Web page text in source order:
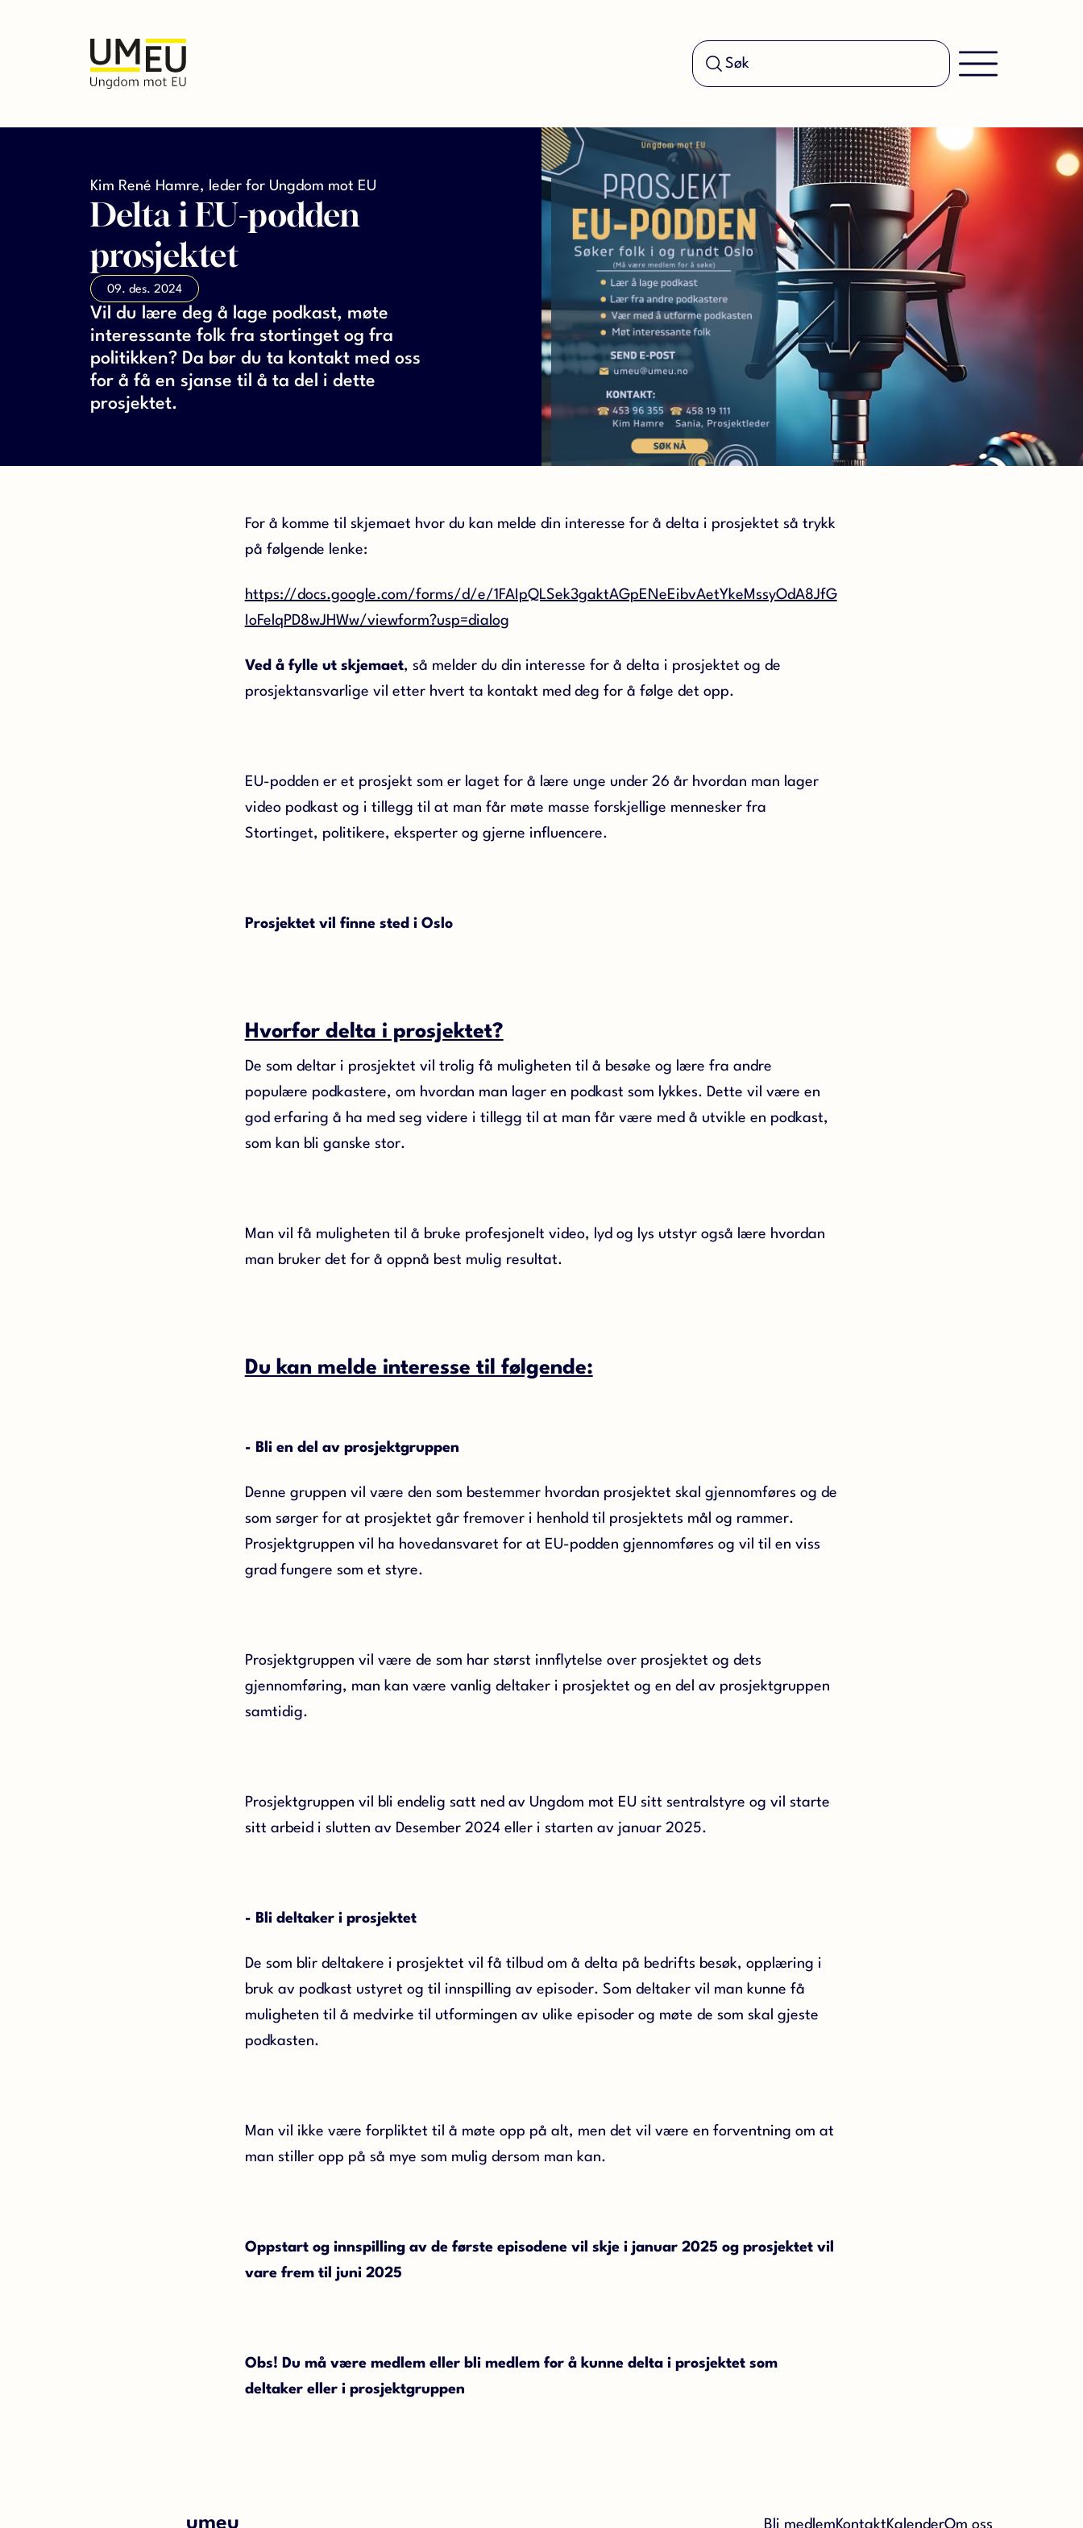
Kim René Hamre, leder for Ungdom mot EU
Delta i EU-podden
prosjektet
09. des. 2024
Vil du lære deg å lage podkast, møte
interessante folk fra stortinget og fra
politikken? Da bør du ta kontakt med oss
for å få en sjanse til å ta del i dette
prosjektet.
For å komme til skjemaet hvor du kan melde din interesse for å delta i prosjektet så trykk
på følgende lenke:
https://docs.google.com/forms/d/e/1FAIpQLSek3gaktAGpENeEibvAetYkeMssyOdA8JfG
IoFelqPD8wJHWw/viewform?usp=dialog
Ved å fylle ut skjemaet, så melder du din interesse for å delta i prosjektet og de
prosjektansvarlige vil etter hvert ta kontakt med deg for å følge det opp.
EU-podden er et prosjekt som er laget for å lære unge under 26 år hvordan man lager
video podkast og i tillegg til at man får møte masse forskjellige mennesker fra
Stortinget, politikere, eksperter og gjerne influencere.
Prosjektet vil finne sted i Oslo
Hvorfor delta i prosjektet?
De som deltar i prosjektet vil trolig få muligheten til å besøke og lære fra andre
populære podkastere, om hvordan man lager en podkast som lykkes. Dette vil være en
god erfaring å ha med seg videre i tillegg til at man får være med å utvikle en podkast,
som kan bli ganske stor.
Man vil få muligheten til å bruke profesjonelt video, lyd og lys utstyr også lære hvordan
man bruker det for å oppnå best mulig resultat.
Du kan melde interesse til følgende:
- Bli en del av prosjektgruppen
Denne gruppen vil være den som bestemmer hvordan prosjektet skal gjennomføres og de
som sørger for at prosjektet går fremover i henhold til prosjektets mål og rammer.
Prosjektgruppen vil ha hovedansvaret for at EU-podden gjennomføres og vil til en viss
grad fungere som et styre.
Prosjektgruppen vil være de som har størst innflytelse over prosjektet og dets
gjennomføring, man kan være vanlig deltaker i prosjektet og en del av prosjektgruppen
samtidig.
Prosjektgruppen vil bli endelig satt ned av Ungdom mot EU sitt sentralstyre og vil starte
sitt arbeid i slutten av Desember 2024 eller i starten av januar 2025.
- Bli deltaker i prosjektet
De som blir deltakere i prosjektet vil få tilbud om å delta på bedrifts besøk, opplæring i
bruk av podkast ustyret og til innspilling av episoder. Som deltaker vil man kunne få
muligheten til å medvirke til utformingen av ulike episoder og møte de som skal gjeste
podkasten.
Man vil ikke være forpliktet til å møte opp på alt, men det vil være en forventning om at
man stiller opp på så mye som mulig dersom man kan.
Oppstart og innspilling av de første episodene vil skje i januar 2025 og prosjektet vil
vare frem til juni 2025
Obs! Du må være medlem eller bli medlem for å kunne delta i prosjektet som
deltaker eller i prosjektgruppen
umeu Bli medlemKontaktKalenderOm oss